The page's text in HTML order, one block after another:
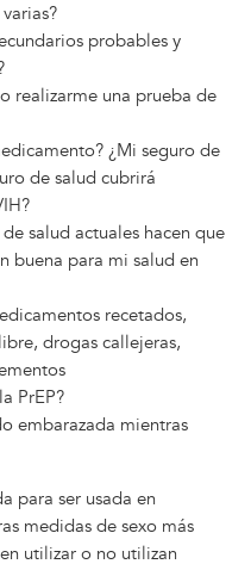
probables y
realizarme una prueba de
¿Mi seguro de
de salud cubrirá
salud actuales hacen que
buena para mi salud en
recetados,
drogas callejeras,
PrEP?
embarazada mientras
para ser usada en
medidas de sexo más
utilizar o no utilizan